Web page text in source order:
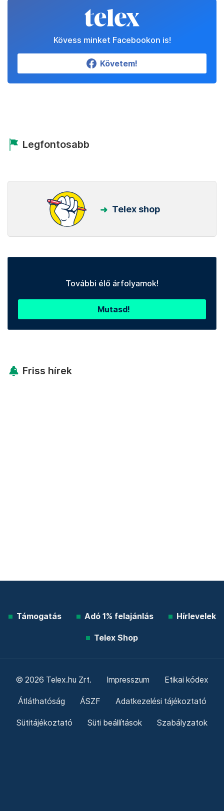
Kövess minket Facebookon is!
Követem!
Legfontosabb
Telex shop
További élő árfolyamok!
Mutasd!
Friss hírek
Támogatás Adó 1% felajánlás Hírlevelek
Telex Shop
© 2026 Telex.hu Zrt. Impresszum Etikai kódex
Átláthatóság ÁSZF Adatkezelési tájékoztató
Sütitájékoztató Süti beállítások Szabályzatok